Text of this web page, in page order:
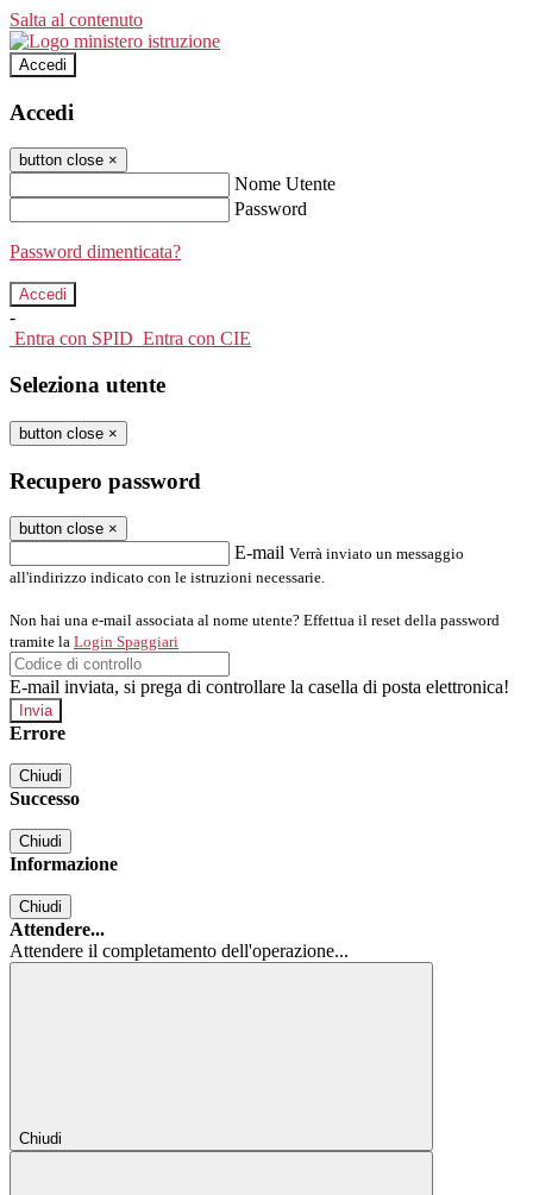
Salta al contenuto
Accedi
Accedi
button close ×
Nome Utente
Password
Password dimenticata?
-
Entra con SPID Entra con CIE
Seleziona utente
button close ×
Recupero password
button close ×
E-mail Verrà inviato un messaggio
all'indirizzo indicato con le istruzioni necessarie.
Non hai una e-mail associata al nome utente? Effettua il reset della password
tramite la Login Spaggiari
E-mail inviata, si prega di controllare la casella di posta elettronica!
Errore
Chiudi
Successo
Chiudi
Informazione
Chiudi
Attendere...
Attendere il completamento dell'operazione...
Chiudi